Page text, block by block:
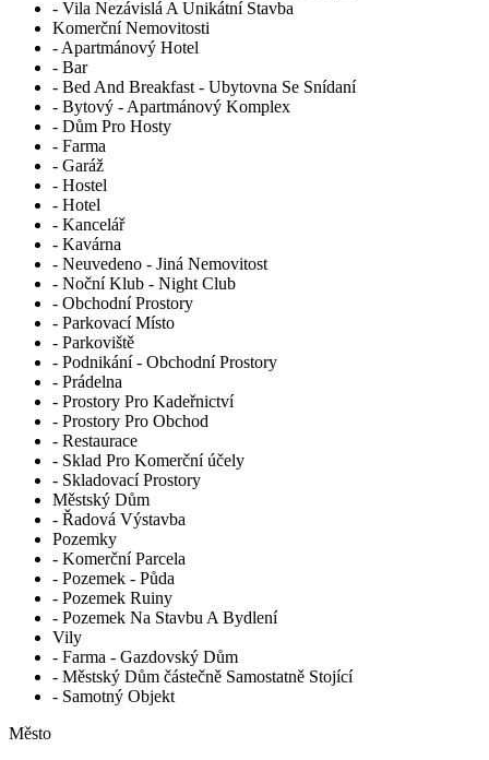
- Vila Nezávislá A Unikátní Stavba
Komerční Nemovitosti
- Apartmánový Hotel
- Bar
- Bed And Breakfast - Ubytovna Se Snídaní
- Bytový - Apartmánový Komplex
- Dům Pro Hosty
- Farma
- Garáž
- Hostel
- Hotel
- Kancelář
- Kavárna
- Neuvedeno - Jiná Nemovitost
- Noční Klub - Night Club
- Obchodní Prostory
- Parkovací Místo
- Parkoviště
- Podnikání - Obchodní Prostory
- Prádelna
- Prostory Pro Kadeřnictví
- Prostory Pro Obchod
- Restaurace
- Sklad Pro Komerční účely
- Skladovací Prostory
Městský Dům
- Řadová Výstavba
Pozemky
- Komerční Parcela
- Pozemek - Půda
- Pozemek Ruiny
- Pozemek Na Stavbu A Bydlení
Vily
- Farma - Gazdovský Dům
- Městský Dům částečně Samostatně Stojící
- Samotný Objekt
Město